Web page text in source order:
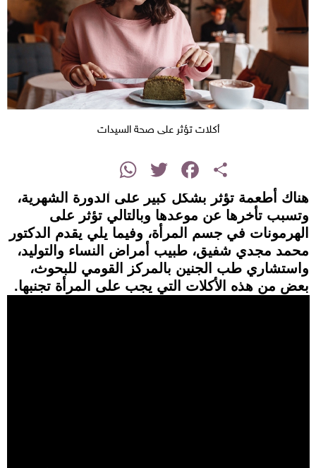
أكلات تؤثر على صحة السيدات
Share
Facebook
Twitter
WhatsApp
هناك أطعمة تؤثر بشكل كبير على الدورة الشهرية،
وتسبب تأخرها عن موعدها وبالتالي تؤثر على
الهرمونات في جسم المرأة، وفيما يلي يقدم الدكتور
محمد مجدي شفيق، طبيب أمراض النساء والتوليد،
واستشاري طب الجنين بالمركز القومي للبحوث،
بعض من هذه الأكلات التي يجب على المرأة تجنبها.